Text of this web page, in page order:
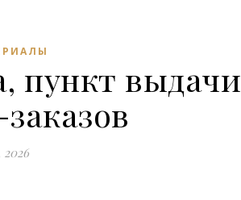
пункт выдачи
2026